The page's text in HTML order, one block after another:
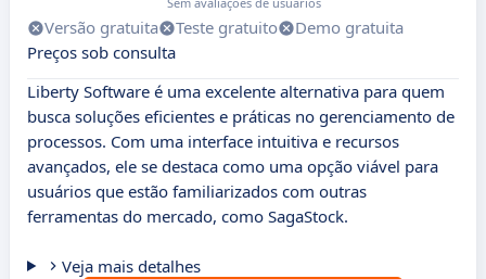
Versão gratuita Teste gratuito
Demo gratuita
Preços sob consulta
Liberty Software é uma excelente alternativa para quem
busca soluções eficientes e práticas no gerenciamento de
processos. Com uma interface intuitiva e recursos
avançados, ele se destaca como uma opção viável para
usuários que estão familiarizados com outras
ferramentas do mercado, como SagaStock.
Veja mais detalhes